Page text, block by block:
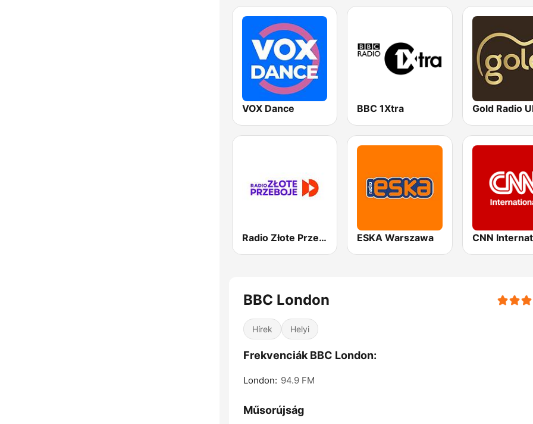
VOX Dance BBC 1Xtra Gold Radio
Radio Złote Przeboje ESKA Warszawa CNN
BBC London
Hírek Helyi
Frekvenciák BBC London:
London: 94.9 FM
Műsorújság